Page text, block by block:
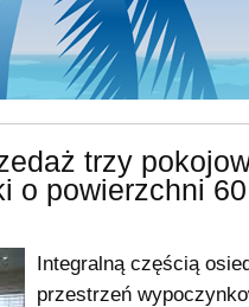
trzy
o powierzchni
Integralną częścią
przestrzeń